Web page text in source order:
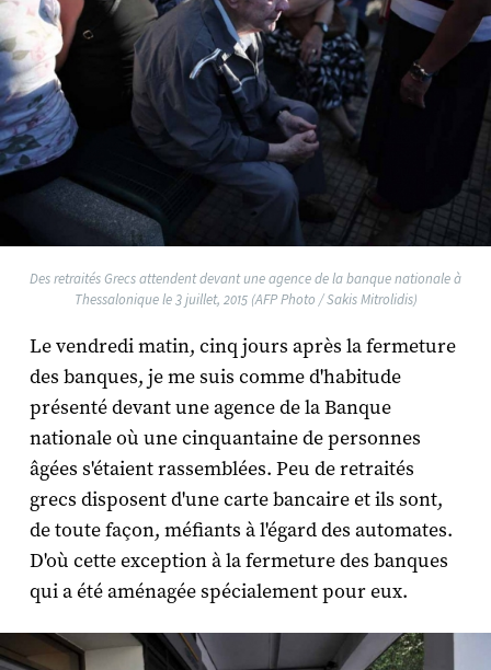
Des retraités Grecs attendent devant une agence de la banque nationale à
Thessalonique le 3 juillet, 2015 (AFP Photo / Sakis Mitrolidis)
Le vendredi matin, cinq jours après la fermeture
des banques, je me suis comme d'habitude
présenté devant une agence de la Banque
nationale où une cinquantaine de personnes
âgées s'étaient rassemblées. Peu de retraités
grecs disposent d'une carte bancaire et ils sont,
de toute façon, méfiants à l'égard des automates.
D'où cette exception à la fermeture des banques
qui a été aménagée spécialement pour eux.